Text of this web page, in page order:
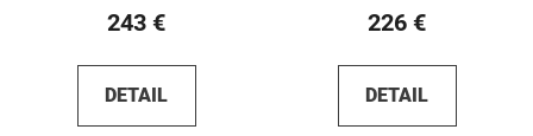
243 €
DETAIL
226 €
DETAIL